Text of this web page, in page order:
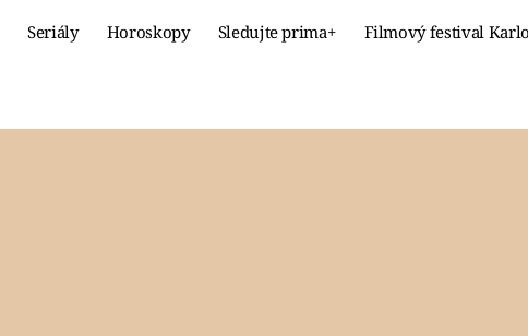
Seriály Horoskopy Sledujte prima+ Filmový festival